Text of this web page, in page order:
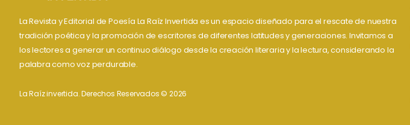
La Revista y Editorial de Poesía La Raíz Invertida es un espacio diseñado para el rescate de nuestra
tradición poética y la promoción de escritores de diferentes latitudes y generaciones. Invitamos a
los lectores a generar un continuo diálogo desde la creación literaria y la lectura, considerando la
palabra como voz perdurable.
La Raíz invertida. Derechos Reservados © 2026